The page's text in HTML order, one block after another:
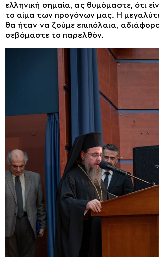
ελληνική σημαία, ας θυμόμαστε, ότι
το αίμα των προγόνων μας. Η
θα ήταν να ζούμε επιπόλαια,
σεβόμαστε το παρελθόν.